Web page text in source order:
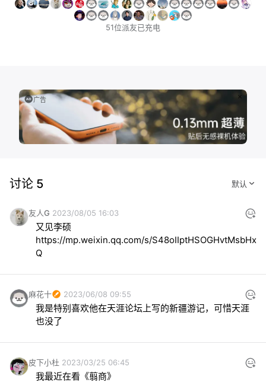
51位派友已充电
广告
讨论 5
友人G 2023/08/05 16:03
https://mp.weixin.qq.com/s/S48oIIptHSOGHvtMsbHx-
Q
麻花十 2023/06/08 09:55
我是特别喜欢他在天涯论坛上写的新疆游记，可惜天涯
也没了
皮下小杜 2023/03/25 06:45
我最近在看《翦商》